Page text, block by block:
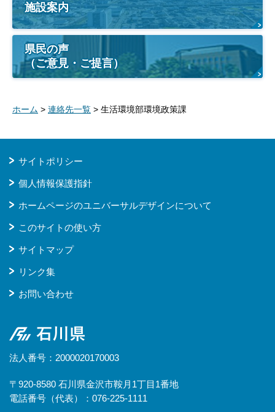
施設案内
県民の声
（ご意見・ご提言）
ホーム > 連絡先一覧 > 生活環境部環境政策課
サイトポリシー
個人情報保護指針
ホームページのユニバーサルデザインについて
このサイトの使い方
サイトマップ
リンク集
お問い合わせ
石川県
法人番号：2000020170003
〒920-8580 石川県金沢市鞍月1丁目1番地
電話番号（代表）：076-225-1111